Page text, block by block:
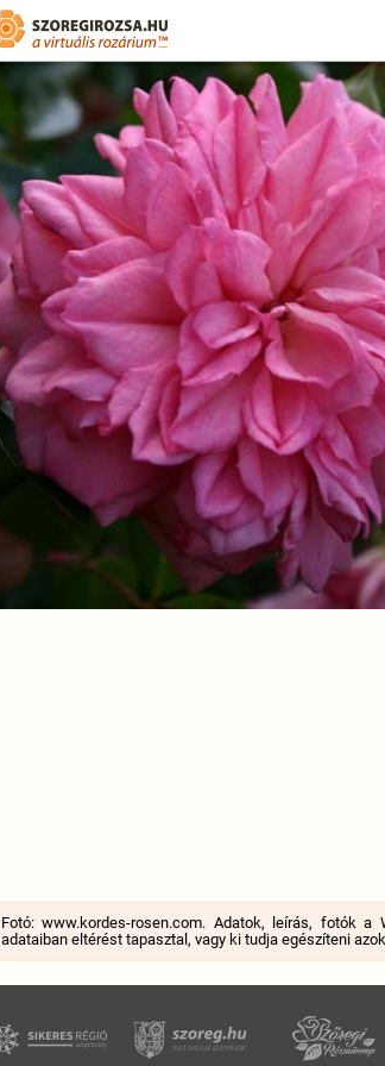
Fotó: www.kordes-rosen.com. Adatok, leírás, fotók a
adataiban eltérést tapasztal, vagy ki tudja egészíteni